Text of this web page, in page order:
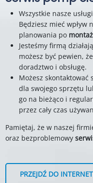
Wszystkie nasze
Będziesz mieć wpływ
planowania po
Jesteśmy firmą
możesz być pewien,
doradztwo i obsługę.
Możesz
dla swojego sprzętu
go na bieżąco i
przez cały czas
Pamiętaj, że w naszej
oraz bezproblemowy
PRZEJDŹ DO